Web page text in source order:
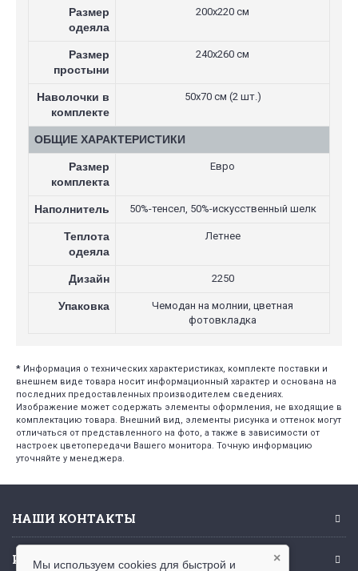
Размер
одеяла
200х220 см
Размер
простыни
240х260 см
Наволочки в
комплекте
50х70 см (2 шт.)
ОБЩИЕ ХАРАКТЕРИСТИКИ
Размер
комплекта
Евро
Наполнитель 50%-тенсел, 50%-искусственный шелк
Теплота
одеяла
Летнее
Дизайн 2250
Упаковка
Чемодан на молнии, цветная
фотовкладка
* Информация о технических характеристиках, комплекте поставки и
внешнем виде товара носит информационный характер и основана на
последних предоставленных производителем сведениях.
Изображение может содержать элементы оформления, не входящие в
комплектацию товара. Внешний вид, элементы рисунка и оттенок могут
отличаться от представленного на фото, а также в зависимости от
настроек цветопередачи Вашего монитора. Точную информацию
уточняйте у менеджера.
НАШИ КОНТАКТЫ
ИНФОРМАЦИЯ ×
Мы используем cookies для быстрой и